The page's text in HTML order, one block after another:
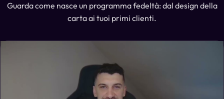
Guarda come nasce un programma fedeltà: dal design della
carta ai tuoi primi clienti.